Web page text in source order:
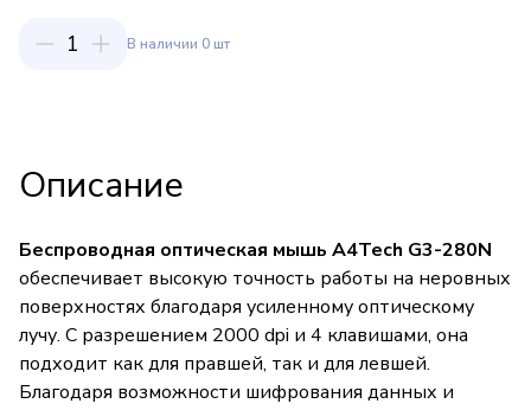
1 В наличии 0 шт
Описание
Беспроводная оптическая мышь A4Tech G3-280N
обеспечивает высокую точность работы на неровных
поверхностях благодаря усиленному оптическому
лучу. С разрешением 2000 dpi и 4 клавишами, она
подходит как для правшей, так и для левшей.
Благодаря возможности шифрования данных и